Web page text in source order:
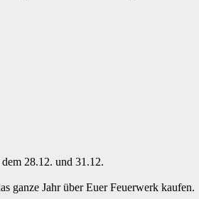
28.12. und 31.12.
ganze Jahr über Euer Feuerwerk kaufen.